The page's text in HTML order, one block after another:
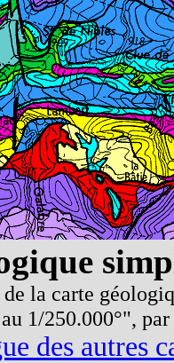
de la carte
1/250.000°",
des autres